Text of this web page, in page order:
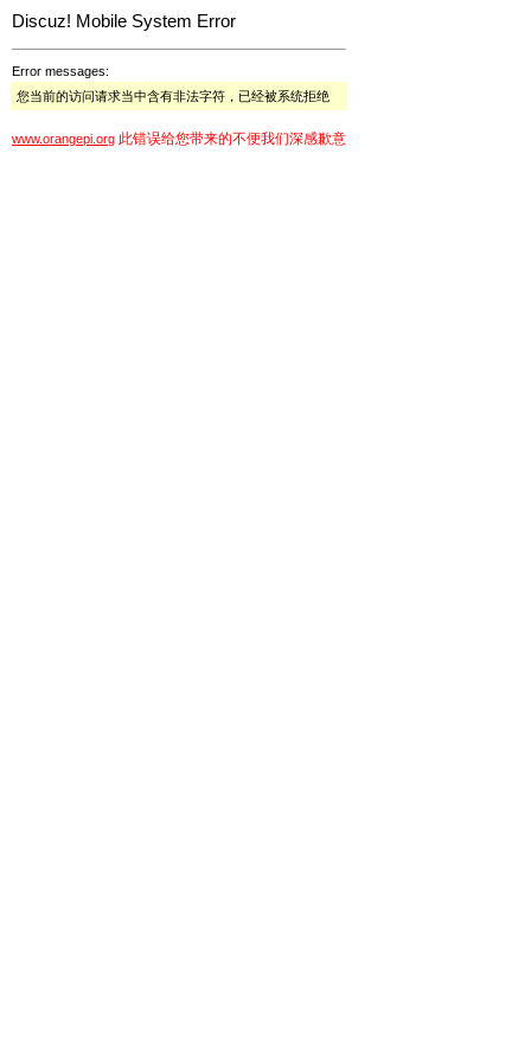
Discuz! Mobile System Error
Error messages:
您当前的访问请求当中含有非法字符，已经被系统拒绝
www.orangepi.org 此错误给您带来的不便我们深感歉意